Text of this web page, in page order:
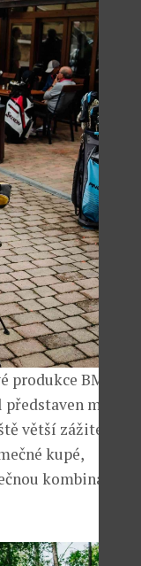
BMW a
model
větší zážitek z
kupé,
kombinaci